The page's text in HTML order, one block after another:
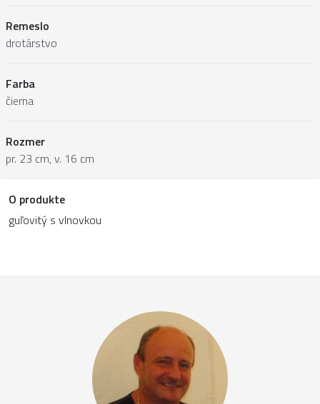
Remeslo
drotárstvo
Farba
čierna
Rozmer
pr. 23 cm, v. 16 cm
O produkte
guľovitý s vlnovkou